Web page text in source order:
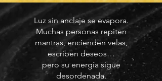
Luz sin anclaje se evapora.
Muchas personas repiten
mantras, encienden velas,
escriben deseos…
pero su energía sigue
desordenada.